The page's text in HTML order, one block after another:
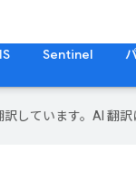
Sentinel
しています。AI 翻